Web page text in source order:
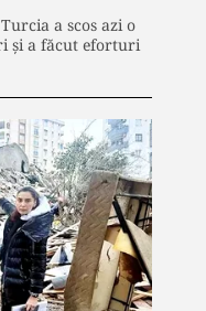
a scos azi o
și a făcut eforturi